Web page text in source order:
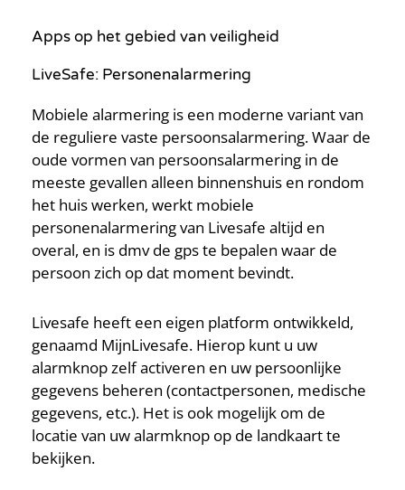
Apps op het gebied van veiligheid
LiveSafe: Personenalarmering
Mobiele alarmering is een moderne variant van
de reguliere vaste persoonsalarmering. Waar de
oude vormen van persoonsalarmering in de
meeste gevallen alleen binnenshuis en rondom
het huis werken, werkt mobiele
personenalarmering van Livesafe altijd en
overal, en is dmv de gps te bepalen waar de
persoon zich op dat moment bevindt.
Livesafe heeft een eigen platform ontwikkeld,
genaamd MijnLivesafe. Hierop kunt u uw
alarmknop zelf activeren en uw persoonlijke
gegevens beheren (contactpersonen, medische
gegevens, etc.). Het is ook mogelijk om de
locatie van uw alarmknop op de landkaart te
bekijken.